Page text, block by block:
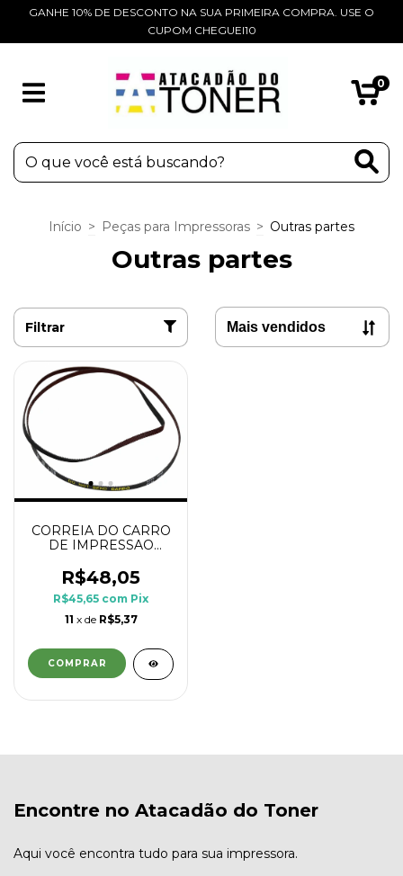
GANHE 10% DE DESCONTO NA SUA PRIMEIRA COMPRA. USE O
CUPOM CHEGUEI10
0
Início > Peças para Impressoras > Outras partes
Outras partes
Filtrar
CORREIA DO CARRO
DE IMPRESSAO
L365
R$48,05
R$45,65 com Pix
11 x de R$5,37
Encontre no Atacadão do Toner
Aqui você encontra tudo para sua impressora.